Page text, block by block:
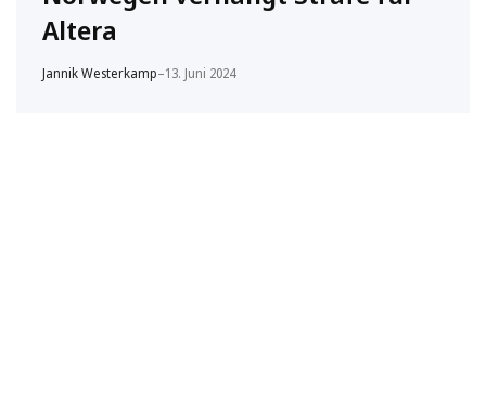
Altera
Jannik Westerkamp–13. Juni 2024